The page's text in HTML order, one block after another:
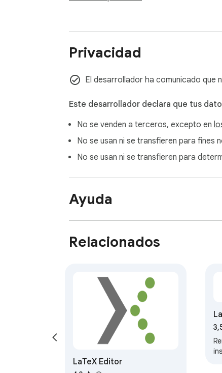
Privacidad
El desarrollador ha comunicado que
Este desarrollador declara que tus
No se venden a terceros, excepto en
No se usan ni se transfieren para fines
No se usan ni se transfieren para
Ayuda
Relacionados
LaTeX Editor